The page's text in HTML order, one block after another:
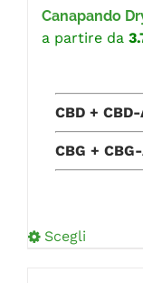
Canapando
a partire da
CBD +
CBG +
Scegli